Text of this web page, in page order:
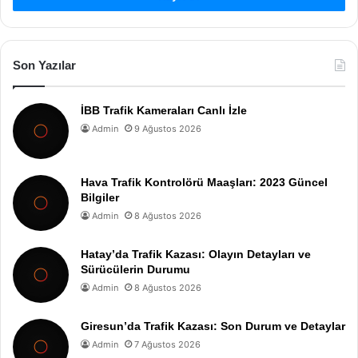
Son Yazılar
İBB Trafik Kameraları Canlı İzle
Admin 9 Ağustos 2026
Hava Trafik Kontrolörü Maaşları: 2023 Güncel
Bilgiler
Admin 8 Ağustos 2026
Hatay’da Trafik Kazası: Olayın Detayları ve
Sürücülerin Durumu
Admin 8 Ağustos 2026
Giresun’da Trafik Kazası: Son Durum ve Detaylar
Admin 7 Ağustos 2026